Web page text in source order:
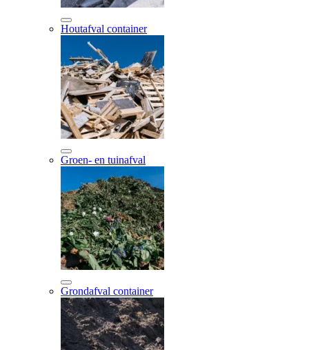
Houtafval container
Groen- en tuinafval
Grondafval container